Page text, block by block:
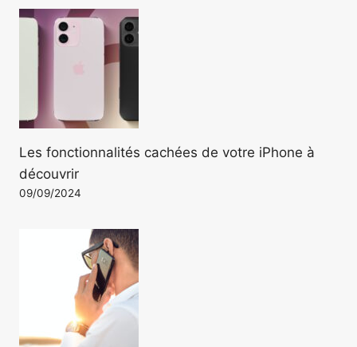
Les fonctionnalités cachées de votre iPhone à
découvrir
09/09/2024